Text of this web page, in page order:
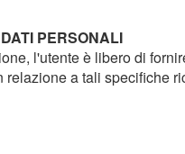
PERSONALI
l'utente è libero di
a tali specifiche